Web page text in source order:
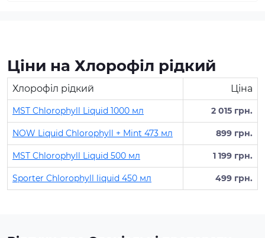
Ціни на Хлорофіл рідкий
Хлорофіл рідкий Ціна
MST Chlorophyll Liquid 1000 мл 2 015 грн.
NOW Liquid Chlorophyll + Mint 473 мл 899 грн.
MST Chlorophyll Liquid 500 мл 1 199 грн.
Sporter Chlorophyll liquid 450 мл 499 грн.